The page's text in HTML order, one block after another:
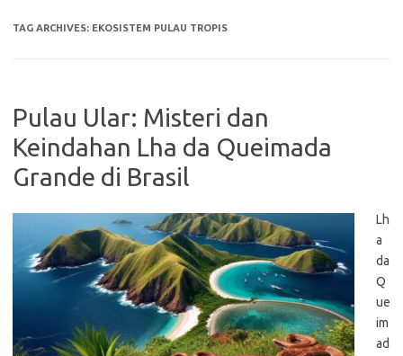
TAG ARCHIVES: EKOSISTEM PULAU TROPIS
Pulau Ular: Misteri dan
Keindahan Lha da Queimada
Grande di Brasil
Lh
a
da
Q
ue
im
ad